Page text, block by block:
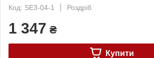
Код: SE3-04-1
Роздріб
1 347 ₴
Купити